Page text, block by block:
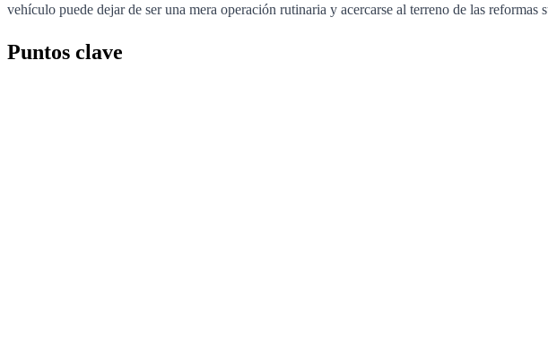
vehículo puede dejar de ser una mera operación rutinaria y acercarse al terreno de las reformas
Puntos clave